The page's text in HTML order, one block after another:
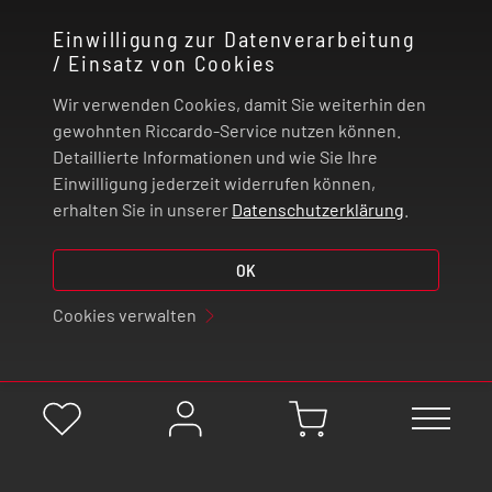
Einwilligung zur Datenverarbeitung
/ Einsatz von Cookies
Wir verwenden Cookies, damit Sie weiterhin den
gewohnten Riccardo-Service nutzen können.
Detaillierte Informationen und wie Sie Ihre
Einwilligung jederzeit widerrufen können,
erhalten Sie in unserer Datenschutzerklärung
OK
Cookies verwalten
RECHTLICHES
ZAHLUNG UND VERSAND
VERTRAG WIDERRUFEN
© 2026 | Riccardo Onlinestore GmbH